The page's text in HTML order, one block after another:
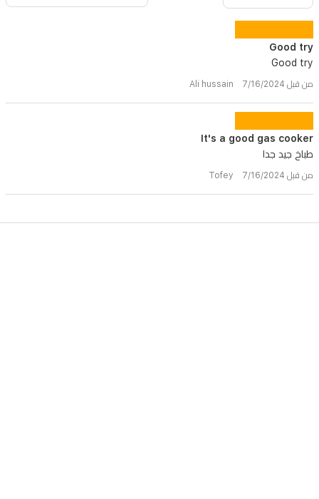
Good try
Good try
من قبل Ali hussain 7/16/2024
It's a good gas cooker
طباخ جيد جدا
من قبل Tofey 7/16/2024